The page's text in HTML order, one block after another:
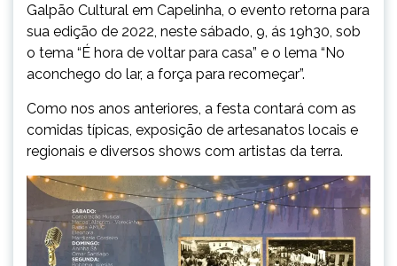
Galpão Cultural em Capelinha, o evento retorna para
sua edição de 2022, neste sábado, 9, ás 19h30, sob
o tema “É hora de voltar para casa” e o lema “No
aconchego do lar, a força para recomeçar”.
Como nos anos anteriores, a festa contará com as
comidas típicas, exposição de artesanatos locais e
regionais e diversos shows com artistas da terra.